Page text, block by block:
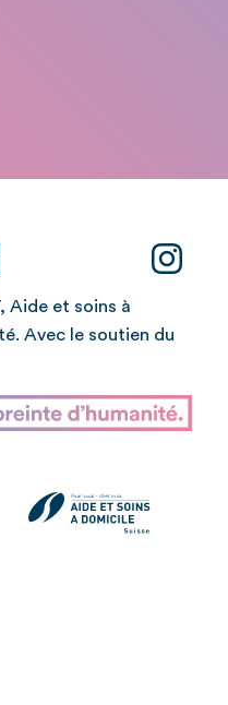
Aide et soins à
Avec le soutien du